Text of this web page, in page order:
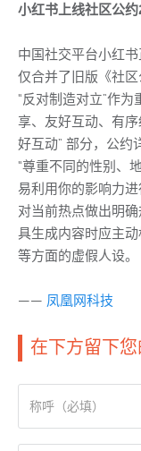
小红书上线社区公
中国社交平台小红
仅合并了旧版《社
“反对制造对立”作
享、友好互动、有
好互动” 部分，公约
“尊重不同的性别、
易利用你的影响力
对当前热点做出明
具生成内容时应主
等方面的虚假人设。
—— 凤凰网科技
在下方留下